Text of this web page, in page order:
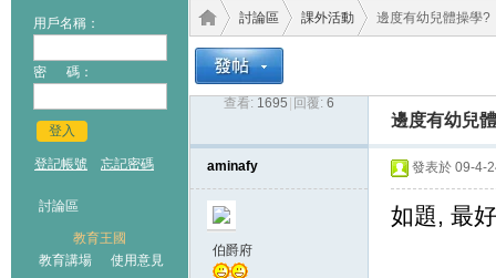
用戶名稱：
密 碼：
登入
登記帳號 忘記密碼
討論區
教育王國
教育講場
使用意見
討論區
›
課外活動 邊度有幼兒體操學?
查看: 1695 回覆: 6
邊度有幼兒
aminafy
伯爵府
發表於 09-4-
如題, 最